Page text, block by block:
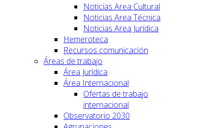
Noticias Area Cultural
Noticias Area Técnica
Noticias Area Jurídica
Hemeroteca
Recursos comunicación
Áreas de trabajo
Área Jurídica
Área Internacional
Ofertas de trabajo
internacional
Observatorio 2030